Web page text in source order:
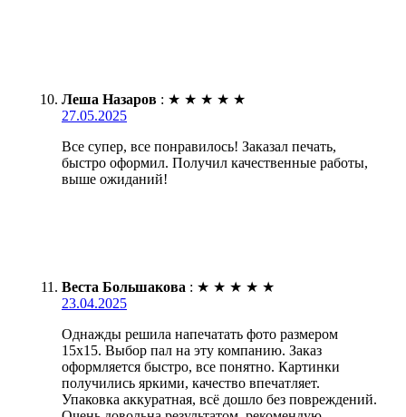
Леша Назаров : ★ ★ ★ ★ ★
27.05.2025
Все супер, все понравилось! Заказал печать,
быстро оформил. Получил качественные работы,
выше ожиданий!
Веста Большакова : ★ ★ ★ ★ ★
23.04.2025
Однажды решила напечатать фото размером
15х15. Выбор пал на эту компанию. Заказ
оформляется быстро, все понятно. Картинки
получились яркими, качество впечатляет.
Упаковка аккуратная, всё дошло без повреждений.